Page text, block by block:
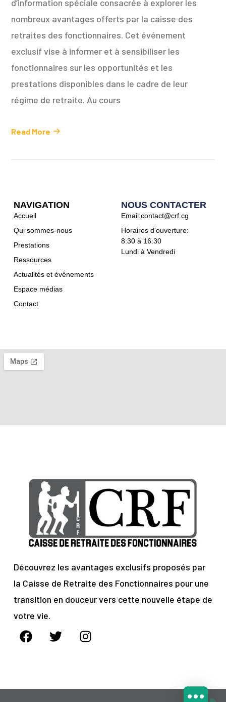
d’information spéciale consacrée à explorer les
nombreux avantages offerts par la caisse des
retraites des fonctionnaires. Cet événement
exclusif vise à informer et à sensibiliser les
fonctionnaires sur les opportunités et les
prestations disponibles dans le cadre de leur
régime de retraite. Au cours
Read More
Découvrez les avantages exclusifs proposés par
la Caisse de Retraite des Fonctionnaires pour une
transition en douceur vers cette nouvelle étape de
votre vie.
NAVIGATION
Accueil
Qui sommes-nous
Prestations
Ressources
Actualités et événements
Espace médias
Contact
NOUS CONTACTER
Email:contact@crf.cg
Horaires d'ouverture:
8:30 à 16:30
Lundi à Vendredi